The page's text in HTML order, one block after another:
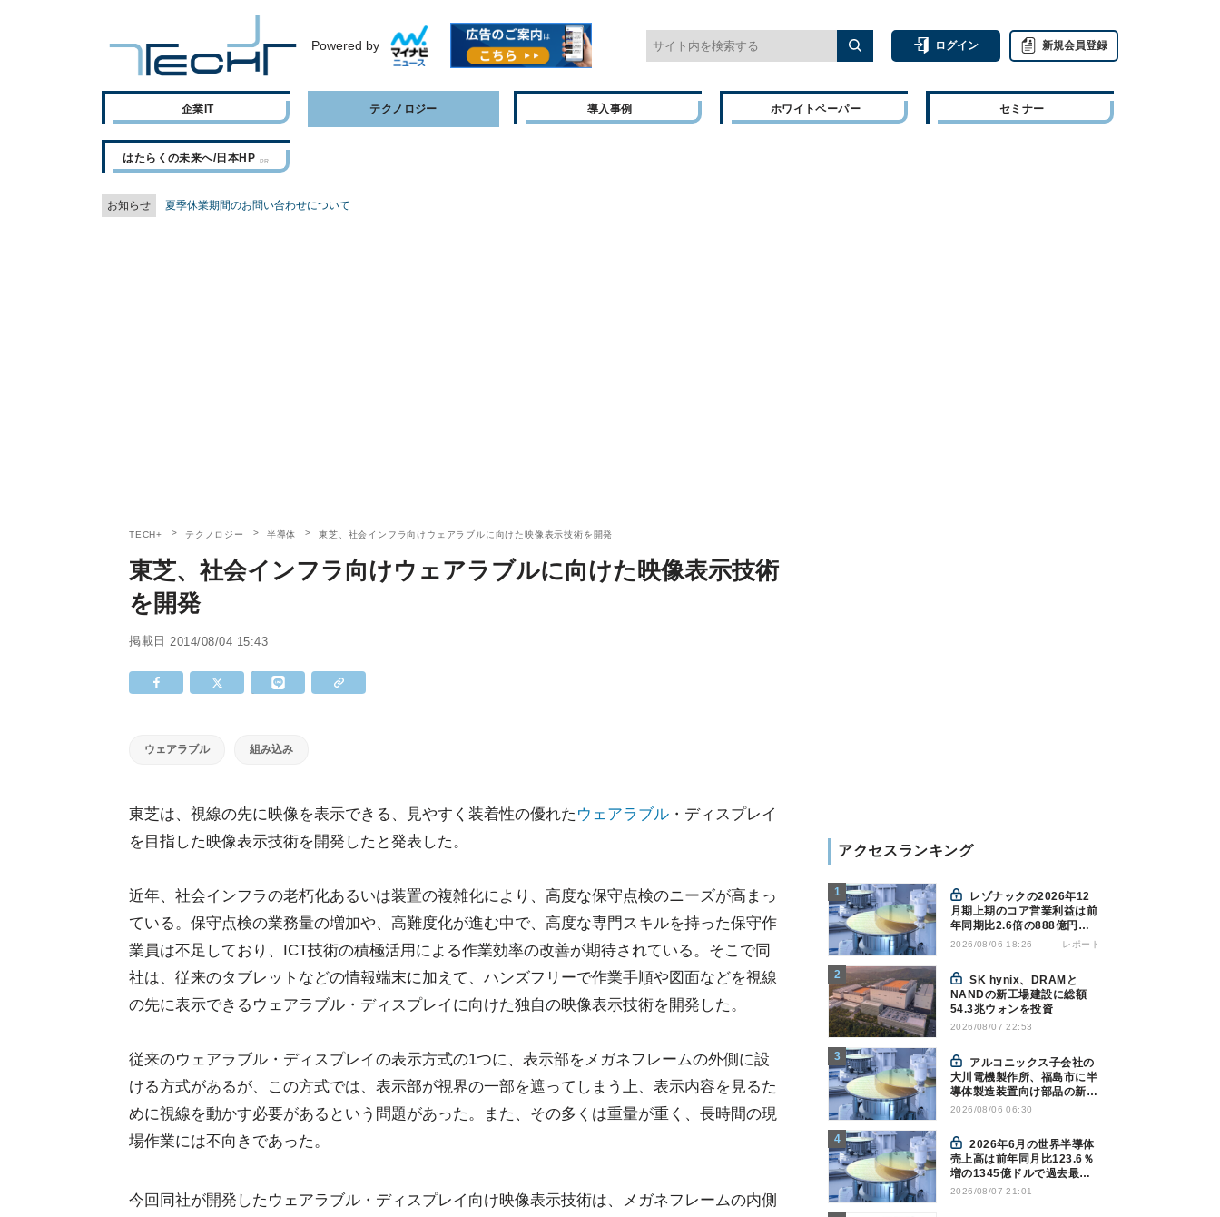
Powered by ログイン 新規会員登録
企業IT テクノロジー 導入事例 ホワイトペーパー セミナー
はたらくの未来へ/日本HP
お知らせ 夏季休業期間のお問い合わせについて
TECH+ テクノロジー 半導体 東芝、社会インフラ向けウェアラブルに向けた映像表示技術を開発
東芝、社会インフラ向けウェアラブルに向けた映像表示技術
を開発
掲載日 2014/08/04 15:43
ウェアラブル 組み込み
東芝は、視線の先に映像を表示できる、見やすく装着性の優れた ウェアラブル ・ディスプレイ
を目指した映像表示技術を開発したと発表した。
近年、社会インフラの老朽化あるいは装置の複雑化により、高度な保守点検のニーズが高まっ
ている。保守点検の業務量の増加や、高難度化が進む中で、高度な専門スキルを持った保守作
業員は不足しており、ICT技術の積極活用による作業効率の改善が期待されている。そこで同
社は、従来のタブレットなどの情報端末に加えて、ハンズフリーで作業手順や図面などを視線
の先に表示できるウェアラブル・ディスプレイに向けた独自の映像表示技術を開発した。
従来のウェアラブル・ディスプレイの表示方式の1つに、表示部をメガネフレームの外側に設
ける方式があるが、この方式では、表示部が視界の一部を遮ってしまう上、表示内容を見るた
めに視線を動かす必要があるという問題があった。また、その多くは重量が重く、長時間の現
場作業には不向きであった。
今回同社が開発したウェアラブル・ディスプレイ向け映像表示技術は、メガネフレームの内側
アクセスランキング
月期上期のコア営業利益は前
年同期比2.6倍の888億円、
AI向け半導体材料が好調
2026/08/06 18:26 レポート
SK hynix、DRAMと
NANDの新工場建設に総額
54.3兆ウォンを投資
2026/08/07 22:53
大川電機製作所、福島市に半
導体製造装置向け部品の新工
場建設を決定
2026/08/06 06:30
2026年6月の世界半導体
売上高は前年同月比123.6％
増の1345億ドルで過去最高
更新 SIA調べ
2026/08/07 21:01